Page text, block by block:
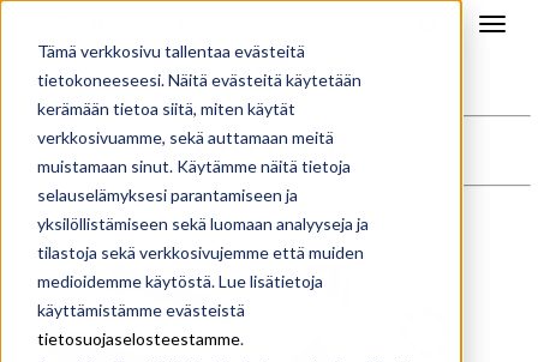
Tämä verkkosivu tallentaa evästeitä
tietokoneeseesi. Näitä evästeitä käytetään
kerämään tietoa siitä, miten käytät
verkkosivuamme, sekä auttamaan meitä
muistamaan sinut. Käytämme näitä tietoja
selauselämyksesi parantamiseen ja
yksilöllistämiseen sekä luomaan analyyseja ja
tilastoja sekä verkkosivujemme että muiden
medioidemme käytöstä. Lue lisätietoja
käyttämistämme evästeistä
tietosuojaselosteestamme.
UUTISET